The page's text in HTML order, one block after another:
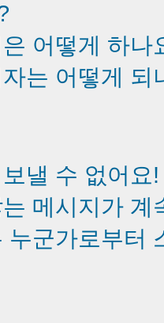
어떻게 하나
는 어떻게 되
낼 수 없어요!
메시지가 계
누군가로부터